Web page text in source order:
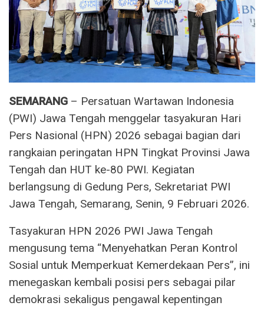
SEMARANG – Persatuan Wartawan Indonesia
(PWI) Jawa Tengah menggelar tasyakuran Hari
Pers Nasional (HPN) 2026 sebagai bagian dari
rangkaian peringatan HPN Tingkat Provinsi Jawa
Tengah dan HUT ke-80 PWI. Kegiatan
berlangsung di Gedung Pers, Sekretariat PWI
Jawa Tengah, Semarang, Senin, 9 Februari 2026.
Tasyakuran HPN 2026 PWI Jawa Tengah
mengusung tema “Menyehatkan Peran Kontrol
Sosial untuk Memperkuat Kemerdekaan Pers”, ini
menegaskan kembali posisi pers sebagai pilar
demokrasi sekaligus pengawal kepentingan